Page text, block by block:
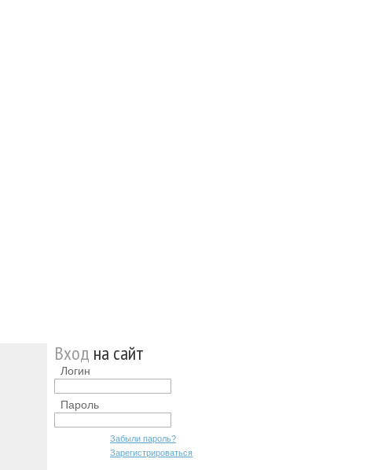
Вход на сайт
Логин
Пароль
Забыли пароль?
Зарегистрироваться